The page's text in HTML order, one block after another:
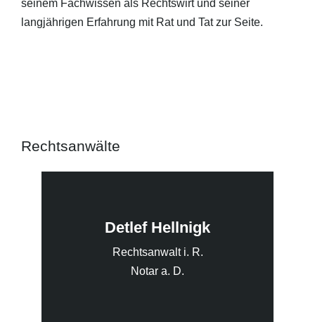
seinem Fachwissen als Rechtswirt und seiner
langjährigen Erfahrung mit Rat und Tat zur Seite.
Rechtsanwälte
Detlef Hellnigk
Rechtsanwalt i. R.
Notar a. D.